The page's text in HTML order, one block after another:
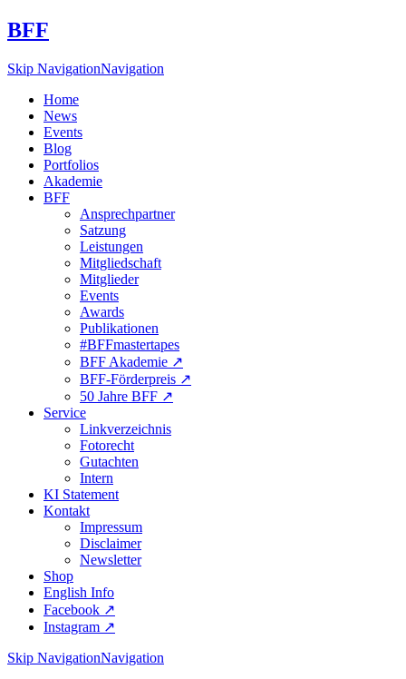
BFF
Skip NavigationNavigation
Home
News
Events
Blog
Portfolios
Akademie
BFF
Ansprechpartner
Satzung
Leistungen
Mitgliedschaft
Mitglieder
Events
Awards
Publikationen
#BFFmastertapes
BFF Akademie ↗︎
BFF-Förderpreis ↗︎
50 Jahre BFF ↗︎
Service
Linkverzeichnis
Fotorecht
Gutachten
Intern
KI Statement
Kontakt
Impressum
Disclaimer
Newsletter
Shop
English Info
Facebook ↗︎
Instagram ↗︎
Skip NavigationNavigation